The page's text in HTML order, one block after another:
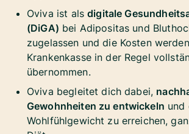
Oviva ist alsdigitale
(DiGA) bei Adipositas und
zugelassen und die Kosten
Krankenkasse in der Regel
übernommen.
Oviva begleitet dich dabei,
Gewohnheiten zu entwickeln und
Wohlfühlgewicht zu erreichen,